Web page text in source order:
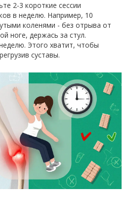
2-3 короткие сессии
в неделю. Например, 10
коленями - без отрыва от
ноге, держась за стул.
Этого хватит, чтобы
суставы.